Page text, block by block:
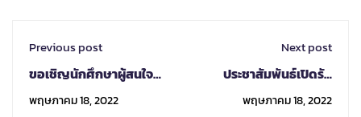
Previous post
ขอเชิญนักศึกษาผู้สนใจ
เข้าร่วมการประชุม IMUN
Indonesia 2022
พฤษภาคม 18, 2022
Next post
ประชาสัมพันธ์เปิดรับ
สมัครทุนรัฐบาลญี่ปุ่น
ประจำปี2566 (MEXT
พฤษภาคม 18, 2022